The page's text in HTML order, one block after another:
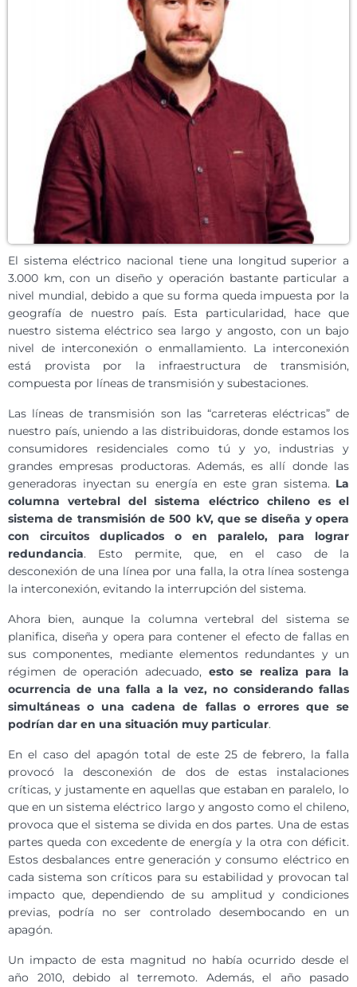
El sistema eléctrico nacional tiene una longitud superior a
3.000 km, con un diseño y operación bastante particular a
nivel mundial, debido a que su forma queda impuesta por la
geografía de nuestro país. Esta particularidad, hace que
nuestro sistema eléctrico sea largo y angosto, con un bajo
nivel de interconexión o enmallamiento. La interconexión
está provista por la infraestructura de transmisión,
compuesta por líneas de transmisión y subestaciones.
Las líneas de transmisión son las “carreteras eléctricas” de
nuestro país, uniendo a las distribuidoras, donde estamos los
consumidores residenciales como tú y yo, industrias y
grandes empresas productoras. Además, es allí donde las
generadoras inyectan su energía en este gran sistema. La
columna vertebral del sistema eléctrico chileno es el
sistema de transmisión de 500 kV, que se diseña y opera
con circuitos duplicados o en paralelo, para lograr
redundancia. Esto permite, que, en el caso de la
desconexión de una línea por una falla, la otra línea sostenga
la interconexión, evitando la interrupción del sistema.
Ahora bien, aunque la columna vertebral del sistema se
planifica, diseña y opera para contener el efecto de fallas en
sus componentes, mediante elementos redundantes y un
régimen de operación adecuado, esto se realiza para la
ocurrencia de una falla a la vez, no considerando fallas
simultáneas o una cadena de fallas o errores que se
podrían dar en una situación muy particular.
En el caso del apagón total de este 25 de febrero, la falla
provocó la desconexión de dos de estas instalaciones
críticas, y justamente en aquellas que estaban en paralelo, lo
que en un sistema eléctrico largo y angosto como el chileno,
provoca que el sistema se divida en dos partes. Una de estas
partes queda con excedente de energía y la otra con déficit.
Estos desbalances entre generación y consumo eléctrico en
cada sistema son críticos para su estabilidad y provocan tal
impacto que, dependiendo de su amplitud y condiciones
previas, podría no ser controlado desembocando en un
apagón.
Un impacto de esta magnitud no había ocurrido desde el
año 2010, debido al terremoto. Además, el año pasado